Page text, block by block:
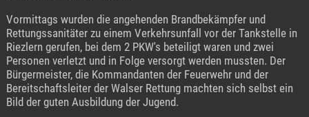
Vormittags wurden die angehenden Brandbekämpfer und
Rettungssanitäter zu einem Verkehrsunfall vor der Tankstelle in
Riezlern gerufen, bei dem 2 PKW's beteiligt waren und zwei
Personen verletzt und in Folge versorgt werden mussten. Der
Bürgermeister, die Kommandanten der Feuerwehr und der
Bereitschaftsleiter der Walser Rettung machten sich selbst ein
Bild der guten Ausbildung der Jugend.